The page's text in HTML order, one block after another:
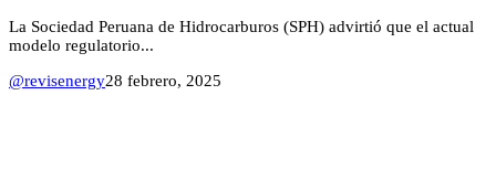
La Sociedad Peruana de Hidrocarburos (SPH) advirtió que el actual
modelo regulatorio...
@revisenergy28 febrero, 2025